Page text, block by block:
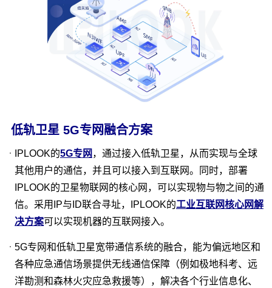
低轨卫星 5G专网融合方案
IPLOOK的5G专网 ，通过接入低轨卫星，从而实现与全球
其他用户的通信，并且可以接入到互联网。同时，部署
IPLOOK的卫星物联网的核心网，可以实现物与物之间的通
信。采用IP与ID联合寻址，IPLOOK的工业互联网核心网解
决方案可以实现机器的互联网接入。
5G专网和低轨卫星宽带通信系统的融合，能为偏远地区和
各种应急通信场景提供无线通信保障（例如极地科考、远
洋勘测和森林火灾应急救援等），解决各个行业信息化、
相邻的SEP和STP。
STP支持通过IP SIGTRAN接口在SS7之间进行任何对任何信
令连接，以实现最大的网络集成灵活性。 STP提供了STP解
决方案所期望的所有标准特性和功能，包括网关筛选和全局
标题翻译，同时还提供了扩展的功能和特性，例如信令网关
和点代码仿真。
DRA
DRA（Diameter Route Agent）是3G或4G（如LTE）网络中
的功能网元，实现Diameter信令消息的汇聚和分发，提供了
网内消息的汇聚功能、网间边界网关功能和特色信令转发功
能。其提供实时路由能力，以确保在网络中的正确网元中路
量和4G LTE网络的复杂性。
具有复杂架构和多信令节点的网络需要高级Diameter信令上
下文路由引擎。选择一个能够进行高级上下文路由的DRA对
查看更多